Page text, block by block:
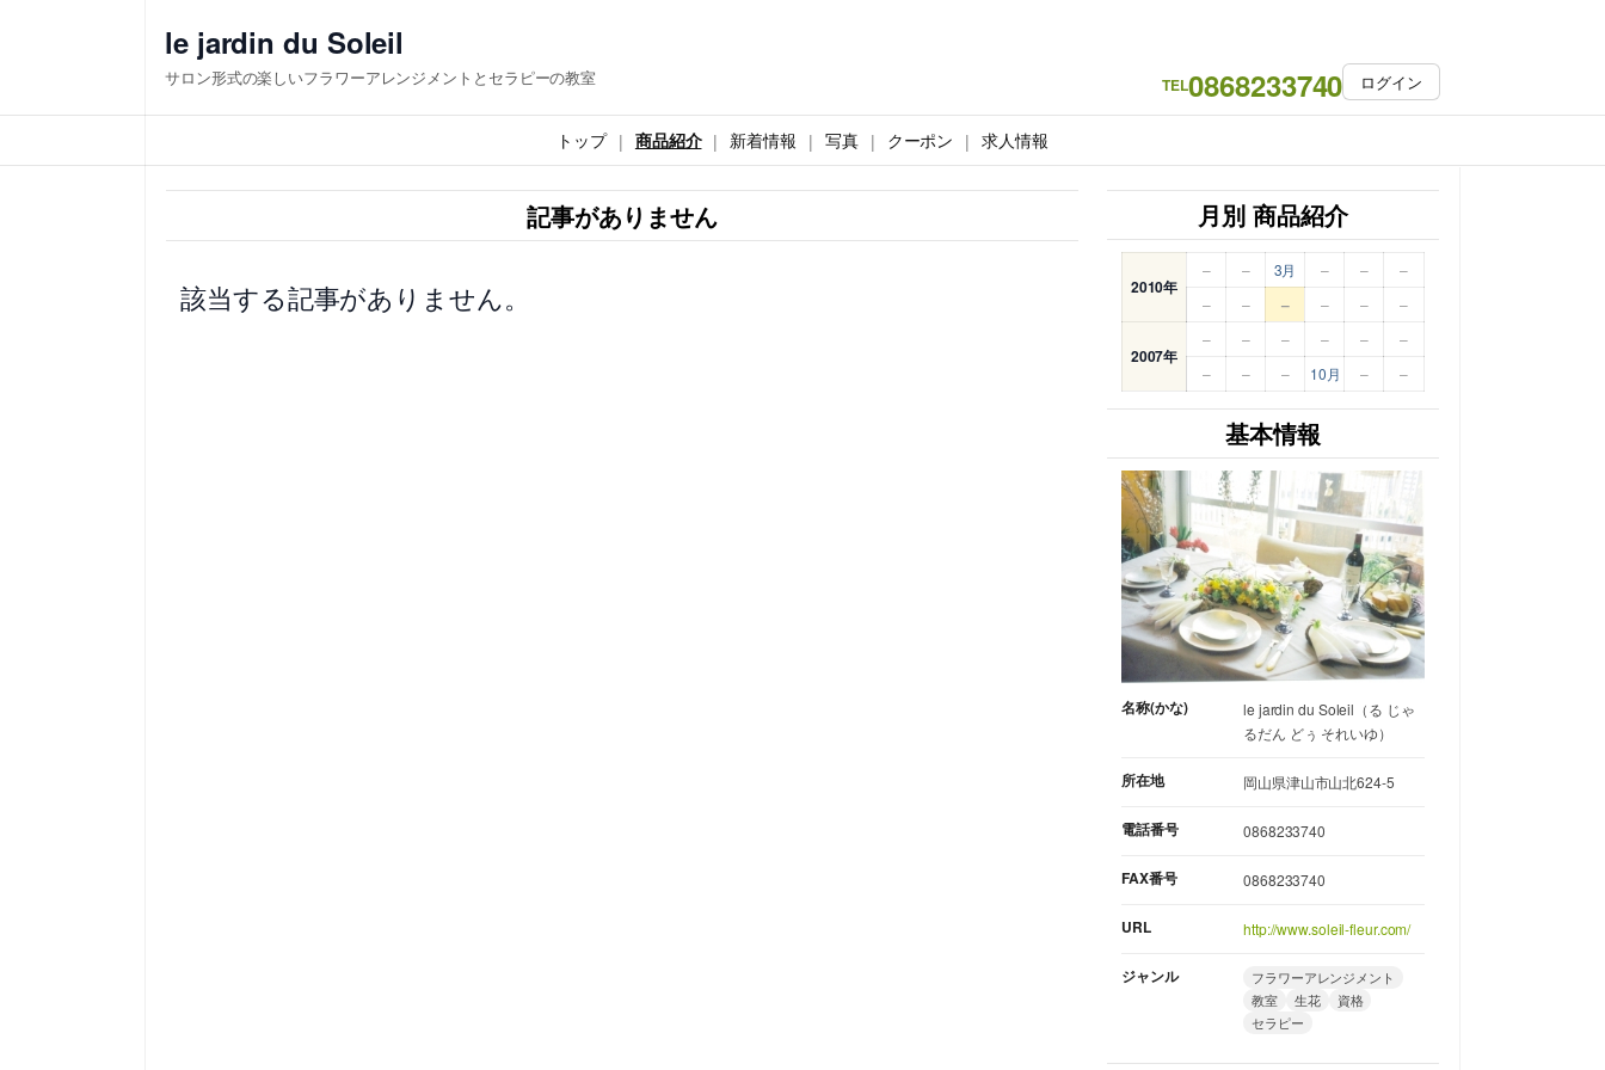
ス
キ
le jardin du Soleil
サロン形式の楽しいフラワーアレンジメントとセラピーの教室 TEL0868233740 ログイン
トップ 商品紹介 新着情報 写真 クーポン 求人情報
記事がありません
該当する記事がありません。
月別 商品紹介
2010年
– – 3月 – –
–
–
– – – – –
2007年
– – – – –
–
–
– – 10月 – –
基本情報
名称(かな)
le jardin du Soleil（る じゃ
るだん どぅ それいゆ）
所在地 岡山県津山市山北624-5
電話番号 0868233740
FAX番号 0868233740
URL http://www.soleil-fleur.com/
ジャンル
フラワーアレンジメント
教室
生花
資格
セラピー